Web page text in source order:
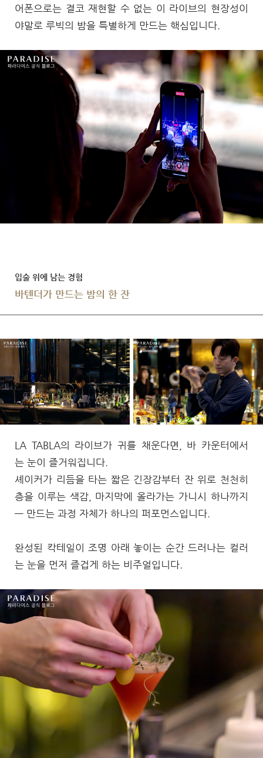
어폰으로는 결코 재현할 수 없는 이 라이브의 현장성이
야말로 루빅의 밤을 특별하게 만드는 핵심입니다.
입술 위에 남는 경험
바텐더가 만드는 밤의 한 잔
LA TABLA의 라이브가 귀를 채운다면, 바 카운터에서
는 눈이 즐거워집니다.
셰이커가 리듬을 타는 짧은 긴장감부터 잔 위로 천천히
층을 이루는 색감, 마지막에 올라가는 가니시 하나까지
— 만드는 과정 자체가 하나의 퍼포먼스입니다.
완성된 칵테일이 조명 아래 놓이는 순간 드러나는 컬러
는 눈을 먼저 즐겁게 하는 비주얼입니다.